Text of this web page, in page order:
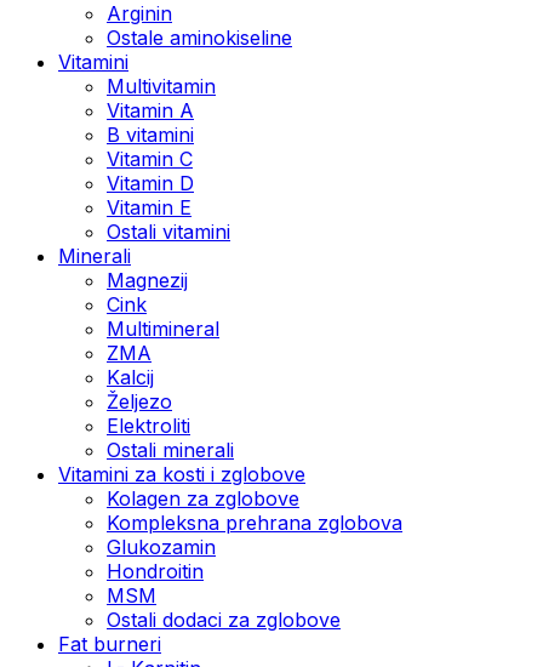
Arginin
Ostale aminokiseline
Vitamini
Multivitamin
Vitamin A
B vitamini
Vitamin C
Vitamin D
Vitamin E
Ostali vitamini
Minerali
Magnezij
Cink
Multimineral
ZMA
Kalcij
Željezo
Elektroliti
Ostali minerali
Vitamini za kosti i zglobove
Kolagen za zglobove
Kompleksna prehrana zglobova
Glukozamin
Hondroitin
MSM
Ostali dodaci za zglobove
Fat burneri